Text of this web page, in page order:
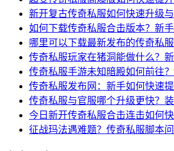
新开复古传奇私服如何快速升级与
如何下载传奇私服合击版本？新
哪里可以下载最新发布的传奇私服
传奇私服玩家在猪洞能做什么？
传奇私服手游未知暗殿如何前往
传奇私服发布网：新手如何快速提
传奇私服与官服哪个升级更快？
今日新开传奇私服合击连击如何快
征战玛法遇难题？传奇私服脚本